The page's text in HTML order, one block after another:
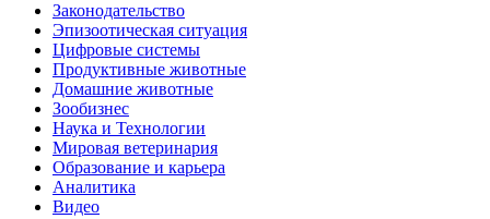
Законодательство
Эпизоотическая ситуация
Цифровые системы
Продуктивные животные
Домашние животные
Зообизнес
Наука и Технологии
Мировая ветеринария
Образование и карьера
Аналитика
Видео